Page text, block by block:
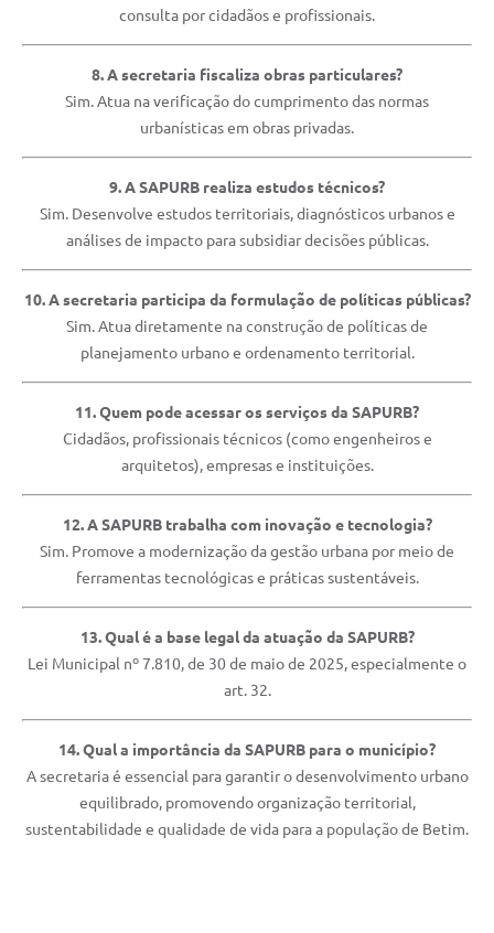
consulta por cidadãos e profissionais.
8. A secretaria fiscaliza obras particulares?
Sim. Atua na verificação do cumprimento das normas
urbanísticas em obras privadas.
9. A SAPURB realiza estudos técnicos?
Sim. Desenvolve estudos territoriais, diagnósticos urbanos e
análises de impacto para subsidiar decisões públicas.
10. A secretaria participa da formulação de políticas públicas?
Sim. Atua diretamente na construção de políticas de
planejamento urbano e ordenamento territorial.
11. Quem pode acessar os serviços da SAPURB?
Cidadãos, profissionais técnicos (como engenheiros e
arquitetos), empresas e instituições.
12. A SAPURB trabalha com inovação e tecnologia?
Sim. Promove a modernização da gestão urbana por meio de
ferramentas tecnológicas e práticas sustentáveis.
13. Qual é a base legal da atuação da SAPURB?
Lei Municipal nº 7.810, de 30 de maio de 2025, especialmente o
art. 32.
14. Qual a importância da SAPURB para o município?
A secretaria é essencial para garantir o desenvolvimento urbano
equilibrado, promovendo organização territorial,
sustentabilidade e qualidade de vida para a população de Betim.